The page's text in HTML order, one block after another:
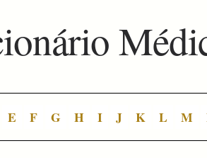
E F G H I J K L M